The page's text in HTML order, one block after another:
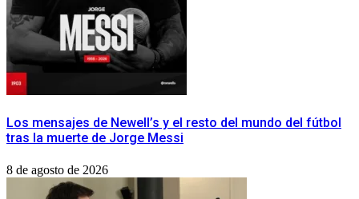
Los mensajes de Newell’s y el resto del mundo del fútbol
tras la muerte de Jorge Messi
8 de agosto de 2026